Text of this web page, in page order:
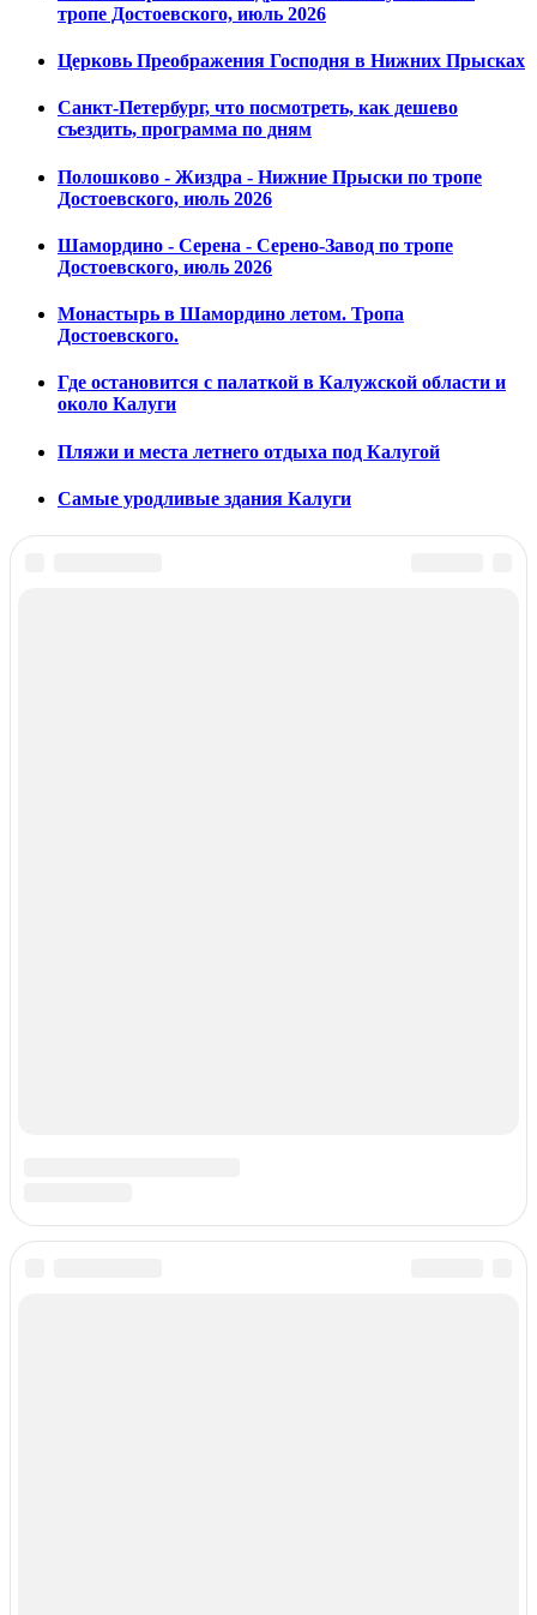
тропе Достоевского, июль 2026
Церковь Преображения Господня в Нижних Прысках
Санкт-Петербург, что посмотреть, как дешево
съездить, программа по дням
Полошково - Жиздра - Нижние Прыски по тропе
Достоевского, июль 2026
Шамордино - Серена - Серено-Завод по тропе
Достоевского, июль 2026
Монастырь в Шамордино летом. Тропа
Достоевского.
Где остановится с палаткой в Калужской области и
около Калуги
Пляжи и места летнего отдыха под Калугой
Самые уродливые здания Калуги